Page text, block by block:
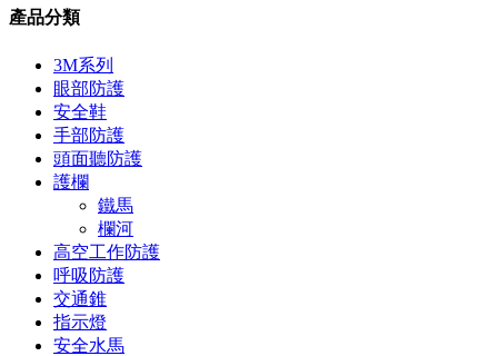
產品分類
3M系列
眼部防護
安全鞋
手部防護
頭面聽防護
護欄
鐵馬
欄河
高空工作防護
呼吸防護
交通錐
指示燈
安全水馬